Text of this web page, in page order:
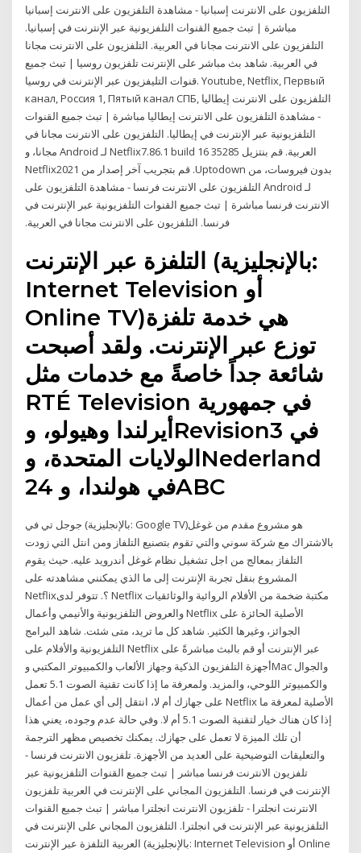
التلفزيون على الانترنت إسبانيا - مشاهدة التلفزيون على الانترنت إسبانيا
مباشرة | تبث جميع القنوات التلفزيونية عبر الإنترنت في إسبانيا.
التلفزيون على الانترنت مجانا في العربية. التلفزيون على الانترنت مجانا
في العربية. شاهد بث مباشر على الإنترنت تلفزيون روسيا | تبث جميع
قنوات التليفزيون عبر الإنترنت في روسيا. Youtube, Netflix, Первый
канал, Россия 1, Пятый канал СПБ, التلفزيون على الانترنت إيطاليا
- مشاهدة التلفزيون على الانترنت إيطاليا مباشرة | تبث جميع القنوات
التلفزيونية عبر الإنترنت في إيطاليا. التلفزيون على الانترنت مجانا في
العربية. ‫قم بنتزيل Netflix7.86.1 build 16 35285 لـ Android مجانا، و
بدون فيروسات، من Uptodown. قم بتجريب آخر إصدار من Netflix2021
لـ Android التلفزيون على الانترنت فرنسا - مشاهدة التلفزيون على
الانترنت فرنسا مباشرة | تبث جميع القنوات التلفزيونية عبر الإنترنت في
فرنسا. التلفزيون على الانترنت مجانا في العربية.
التلفزة عبر الإنترنت (بالإنجليزية:
Internet Television أو
Online TV)‏ هي خدمة تلفزة
توزع عبر الإنترنت. ولقد أصبحت
شائعة جداً خاصةً مع خدمات مثل
RTÉ Television في جمهورية
أيرلندا وهيولو، وRevision3 في
الولايات المتحدة، وNederland
24 في هولندا، وABC
جوجل تي في (بالإنجليزية: Google TV)‏ هو مشروع مقدم من غوغل
بالاشتراك مع شركة سوني والتي تقوم بتصنيع التلفاز ومن انتل التي زودت
التلفاز بمعالج من اجل تشغيل نظام غوغل أندرويد عليه. حيث يقوم
المشروع بنقل تجربة الإنترنت إلى ما الذي يمكنني مشاهدته على
Netflix؟. تتوفر لدى Netflix مكتبة ضخمة من الأفلام الروائية والوثائقيات
والعروض التلفزيونية والأنيمي وأعمال Netflix الأصلية الحائزة على
الجوائز، وغيرها الكثير. شاهد كل ما تريد، متى شئت. شاهد البرامج
التلفزيونية والأفلام على Netflix عبر الإنترنت أو قم بالبث مباشرةً على
أجهزة التلفزيون الذكية وجهاز الألعاب والكمبيوتر المكتبي وMac والجوال
والكمبيوتر اللوحي، والمزيد. ولمعرفة ما إذا كانت تقنية الصوت 5.1 تعمل
على جهازك أم لا، انتقل إلى أي عمل من أعمال Netflix الأصلية لمعرفة ما
إذا كان هناك خيار لتقنية الصوت 5.1 أم لا. وفي حالة عدم وجوده، يعني هذا
أن تلك الميزة لا تعمل على جهازك. يمكنك تخصيص مظهر الترجمة
والتعليقات التوضيحية على العديد من الأجهزة. تلفزيون الانترنت فرنسا -
تلفزيون الانترنت فرنسا مباشر | تبث جميع القنوات التلفزيونية عبر
الإنترنت في فرنسا. التلفزيون المجاني على الإنترنت في العربية تلفزيون
الانترنت انجلترا - تلفزيون الانترنت انجلترا مباشر | تبث جميع القنوات
التلفزيونية عبر الإنترنت في انجلترا. التلفزيون المجاني على الإنترنت في
العربية التلفزة عبر الإنترنت (بالإنجليزية: Internet Television أو Online